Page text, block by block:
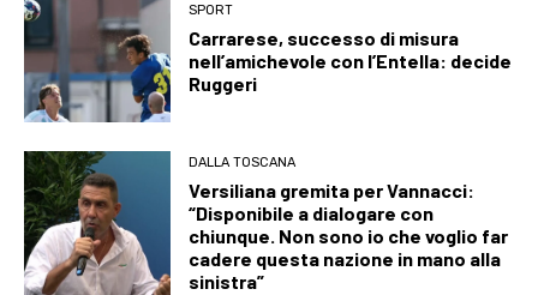
SPORT
Carrarese, successo di misura
nell’amichevole con l’Entella: decide
Ruggeri
DALLA TOSCANA
Versiliana gremita per Vannacci:
“Disponibile a dialogare con
chiunque. Non sono io che voglio far
cadere questa nazione in mano alla
sinistra”